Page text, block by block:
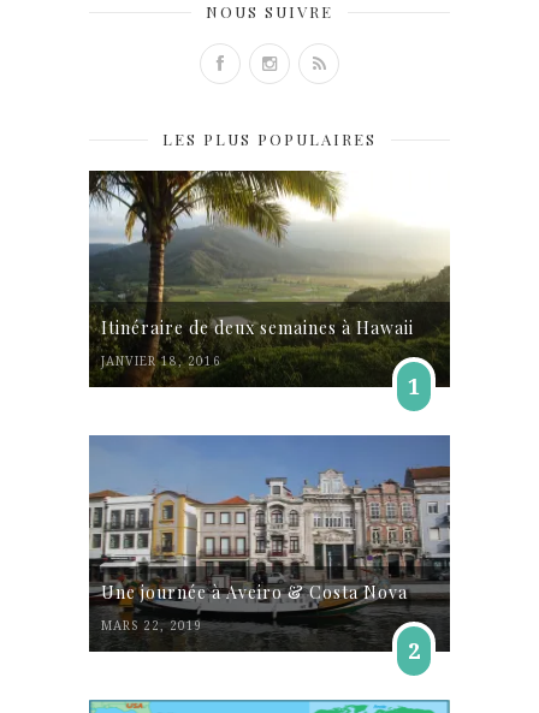
NOUS SUIVRE
LES PLUS POPULAIRES
Itinéraire de deux semaines à Hawaii
JANVIER 18, 2016
1
Une journée à Aveiro & Costa Nova
MARS 22, 2019
2